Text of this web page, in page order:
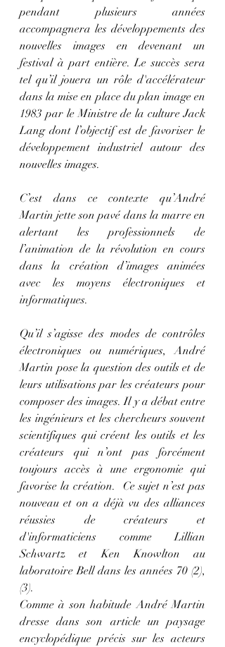
pendant plusieurs années
accompagnera les développements des
nouvelles images en devenant un
festival à part entière. Le succès sera
tel qu’il jouera un rôle d'accélérateur
dans la mise en place du plan image en
1983 par le Ministre de la culture Jack
Lang dont l’objectif est de favoriser le
développement industriel autour des
nouvelles images.
C’est dans ce contexte qu’André
Martin jette son pavé dans la marre en
alertant les professionnels de
l’animation de la révolution en cours
dans la création d’images animées
avec les moyens électroniques et
informatiques.
Qu’il s’agisse des modes de contrôles
électroniques ou numériques, André
Martin pose la question des outils et de
leurs utilisations par les créateurs pour
composer des images. Il y a débat entre
les ingénieurs et les chercheurs souvent
scientifiques qui créent les outils et les
créateurs qui n’ont pas forcément
toujours accès à une ergonomie qui
favorise la création.  Ce sujet n’est pas
nouveau et on a déjà vu des alliances
réussies de créateurs et
d'informaticiens comme Lillian
Schwartz et Ken Knowlton au
laboratoire Bell dans les années 70 (2),
(3).
Comme à son habitude André Martin
dresse dans son article un paysage
encyclopédique précis sur les acteurs